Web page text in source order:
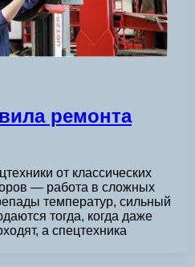
ремонта
от классических
— работа в сложных
температур, сильный
тогда, когда даже
а спецтехника